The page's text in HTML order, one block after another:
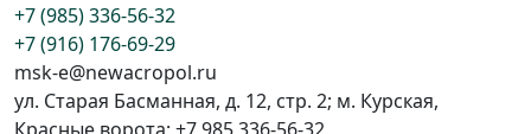
+7 (985) 336-56-32
+7 (916) 176-69-29
msk-e@newacropol.ru
ул. Старая Басманная, д. 12, стр. 2; м. Курская,